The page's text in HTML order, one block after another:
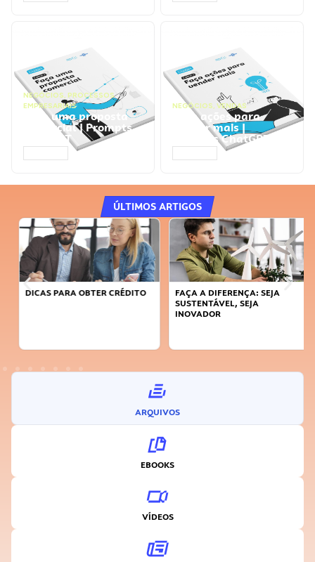
NEGÓCIOS, PROCESSOS
EMPRESARIAIS
Faça uma proposta
comercial | Prompts
ChatGPT
NEGÓCIOS, VENDAS
Faça ações para
vender mais |
Prompts ChatGPT
ÚLTIMOS ARTIGOS
DICAS PARA OBTER CRÉDITO
FAÇA A DIFERENÇA: SEJA
SUSTENTÁVEL, SEJA
INOVADOR
ARQUIVOS
EBOOKS
VÍDEOS